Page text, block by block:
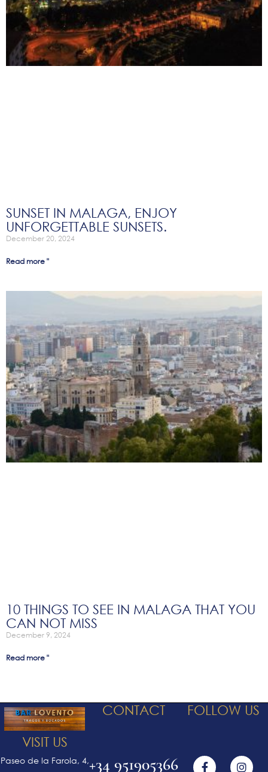
SUNSET IN MALAGA, ENJOY
UNFORGETTABLE SUNSETS.
December 20, 2024
Read more "
10 THINGS TO SEE IN MALAGA THAT YOU
CAN NOT MISS
December 9, 2024
Read more "
VISIT US
Paseo de la Farola, 4,
CONTACT
+34 951905366
FOLLOW US